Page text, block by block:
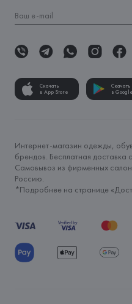
Скачать
в App Store
Скачать
в
Интернет-магазин одежды,
брендов. Бесплатная
Самовывоз из фирменных
Россию.
*Подробнее на странице «